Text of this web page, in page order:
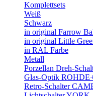
Komplettsets
Weiß
Schwarz
in original Farrow
in original Little
in RAL Farbe
Metall
Porzellan Dreh-
Glas-Optik
Retro-Schalter